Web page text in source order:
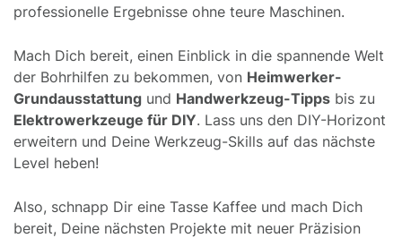
professionelle Ergebnisse ohne teure Maschinen.
Mach Dich bereit, einen Einblick in die spannende Welt
der Bohrhilfen zu bekommen, von Heimwerker-
Grundausstattung und Handwerkzeug-Tipps bis zu
Elektrowerkzeuge für DIY. Lass uns den DIY-Horizont
erweitern und Deine Werkzeug-Skills auf das nächste
Level heben!
Also, schnapp Dir eine Tasse Kaffee und mach Dich
bereit, Deine nächsten Projekte mit neuer Präzision